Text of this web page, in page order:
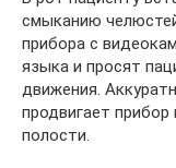
смыканию
прибора с
языка и просят
движения.
продвигает
полости.